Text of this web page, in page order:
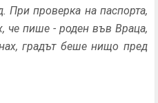
При проверка на паспорта,
че пише - роден във Враца,
градът беше нищо пред